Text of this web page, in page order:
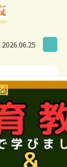
2026.06.25